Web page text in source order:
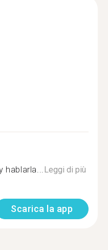
hablarla...Leggi di più
Scarica la app